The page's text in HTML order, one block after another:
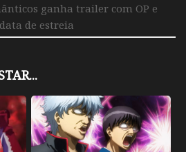
ganha trailer com OP e
data de estreia